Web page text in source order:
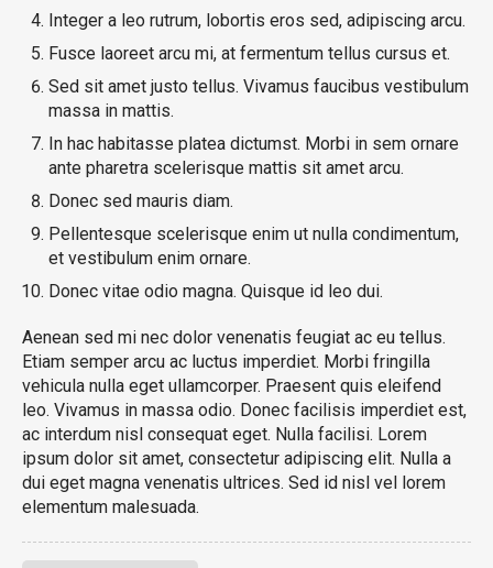
Integer a leo rutrum, lobortis eros sed, adipiscing arcu.
Fusce laoreet arcu mi, at fermentum tellus cursus et.
Sed sit amet justo tellus. Vivamus faucibus vestibulum
massa in mattis.
In hac habitasse platea dictumst. Morbi in sem ornare
ante pharetra scelerisque mattis sit amet arcu.
Donec sed mauris diam.
Pellentesque scelerisque enim ut nulla condimentum,
et vestibulum enim ornare.
Donec vitae odio magna. Quisque id leo dui.
Aenean sed mi nec dolor venenatis feugiat ac eu tellus.
Etiam semper arcu ac luctus imperdiet. Morbi fringilla
vehicula nulla eget ullamcorper. Praesent quis eleifend
leo. Vivamus in massa odio. Donec facilisis imperdiet est,
ac interdum nisl consequat eget. Nulla facilisi. Lorem
ipsum dolor sit amet, consectetur adipiscing elit. Nulla a
dui eget magna venenatis ultrices. Sed id nisl vel lorem
elementum malesuada.